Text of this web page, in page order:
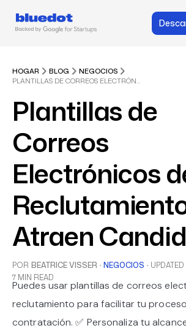
HOGAR BLOG
NEGOCIOS
PLANTILLAS DE CORREOS ELECTRÓNICOS DE RECLUTAMIENTO QUE ATRAEN CANDIDATOS
Plantillas de
Correos
Electrónicos
Atraen
POR BEATRICE VISSER · NEGOCIOS · UPDATED
7 MIN READ
Puedes usar plantillas de correos
reclutamiento para facilitar tu
contratación. ✅ Personaliza tu